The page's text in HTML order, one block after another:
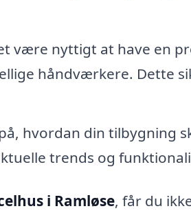
være nyttigt at have en
håndværkere. Dette
hvordan din tilbygning
trends og
i Ramløse, får du